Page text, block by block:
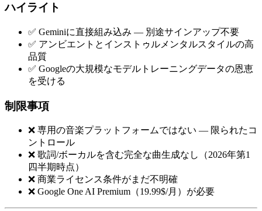
ハイライト
✅ Geminiに直接組み込み — 別途サインアップ不要
✅ アンビエントとインストゥルメンタルスタイルの高
品質
✅ Googleの大規模なモデルトレーニングデータの恩恵
を受ける
制限事項
❌ 専用の音楽プラットフォームではない — 限られたコ
ントロール
❌ 歌詞/ボーカルを含む完全な曲生成なし（2026年第1
四半期時点）
❌ 商業ライセンス条件がまだ不明確
❌ Google One AI Premium（19.99$/月）が必要